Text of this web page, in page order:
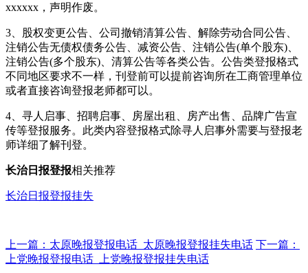
xxxxxx，声明作废。
3、股权变更公告、公司撤销清算公告、解除劳动合同公告、
注销公告无债权债务公告、减资公告、注销公告(单个股东)、
注销公告(多个股东)、清算公告等各类公告。公告类登报格式
不同地区要求不一样，刊登前可以提前咨询所在工商管理单位
或者直接咨询登报老师都可以。
4、寻人启事、招聘启事、房屋出租、房产出售、品牌广告宣
传等登报服务。此类内容登报格式除寻人启事外需要与登报老
师详细了解刊登。
长治日报登报相关推荐
长治日报登报挂失
上一篇：太原晚报登报电话_太原晚报登报挂失电话 下一篇：
上党晚报登报电话_上党晚报登报挂失电话